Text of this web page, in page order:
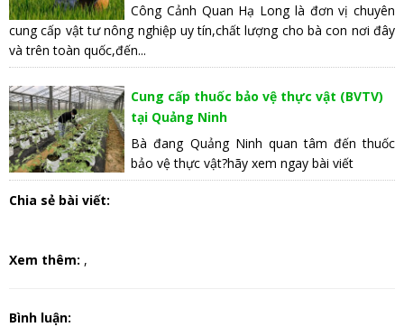
Công Cảnh Quan Hạ Long là đơn vị chuyên
cung cấp vật tư nông nghiệp uy tín,chất lượng cho bà con nơi đây
và trên toàn quốc,đến...
Cung cấp thuốc bảo vệ thực vật (BVTV)
tại Quảng Ninh
Bà đang Quảng Ninh quan tâm đến thuốc
bảo vệ thực vật?hãy xem ngay bài viết
Chia sẻ bài viết:
Xem thêm: ,
Bình luận: